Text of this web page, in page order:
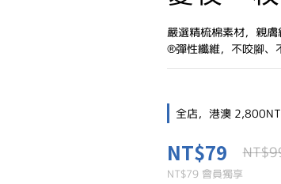
嚴選精梳棉素材，親
®彈性纖維，不咬腳、
全店，港澳
NT$79
NT$79 會員獨享